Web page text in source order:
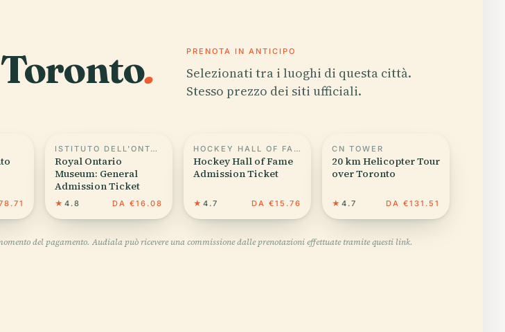
. PRENOTA IN ANTICIPO
Selezionati tra i luoghi di questa città.
Stesso prezzo dei siti ufficiali.
ISTITUTO DELL'ONTARIO PER GLI STUDI IN EDUCAZIONE
Royal Ontario
Museum: General
Admission Ticket
★ 4.8 DA €16.08
HOCKEY HALL OF FAME
Hockey Hall of Fame
Admission Ticket
★ 4.7 DA €15.76
CN TOWER
20 km Helicopter Tour
over Toronto
★ 4.7 DA €131.51
del pagamento. Audiala può ricevere una commissione dalle prenotazioni effettuate tramite questi link.